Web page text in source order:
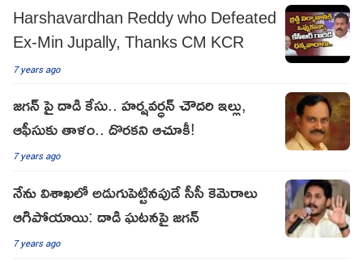
Harshavardhan Reddy who Defeated
Ex-Min Jupally, Thanks CM KCR
7 years ago
జగన్ పై దాడి కేసు.. హర్షవర్ధన్ చౌదరి ఇల్లు,
ఆఫీసుకు తాళం.. దొరకని ఆచూకీ!
7 years ago
నేను విశాఖలో అడుగుపెట్టినపుడే సీసీ కెమెరాలు
ఆగిపోయాయి: దాడి ఘటనపై జగన్
7 years ago